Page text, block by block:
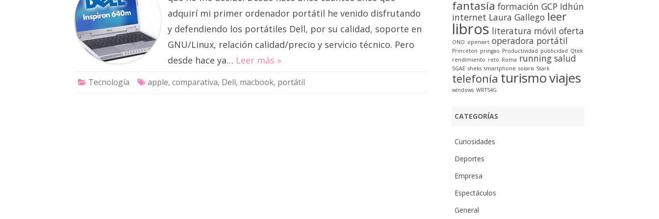
adquirí mi primer ordenador portátil he venido disfrutando
y defendiendo los portátiles Dell, por su calidad, soporte en
GNU/Linux, relación calidad/precio y servicio técnico. Pero
desde hace ya… Leer más »
Tecnología apple, comparativa, Dell, macbook, portátil
fantasía formación GCP Idhún
internet Laura Gallego leer
libros literatura móvil oferta
ONO openwrt operadora portátil
Princeton pringao Productividad publicidad Qtek
rendimiento reto Roma running salud
SGAE sheks smartphone solaris Stark
telefonía turismoviajes
windows WRT54G
CATEGORÍAS
Curiosidades
Deportes
Empresa
Espectáculos
General